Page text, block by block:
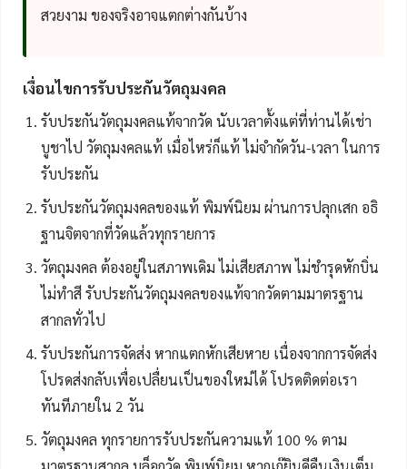
สวยงาม ของจริงอาจแตกต่างกันบ้าง
เงื่อนไขการรับประกันวัตถุมงคล
รับประกันวัตถุมงคลแท้จากวัด นับเวลาตั้งแต่ที่ท่านได้เช่า
บูชาไป วัตถุมงคลแท้ เมื่อไหร่ก็แท้ ไม่จำกัดวัน-เวลา ในการ
รับประกัน
รับประกันวัตถุมงคลของแท้ พิมพ์นิยม ผ่านการปลุกเสก อธิ
ฐานจิตจากที่วัดแล้วทุกรายการ
วัตถุมงคล ต้องอยู่ในสภาพเดิม ไม่เสียสภาพ ไม่ชำรุดหักบิ่น
ไม่ทำสี รับประกันวัตถุมงคลของแท้จากวัดตามมาตรฐาน
สากลทั่วไป
รับประกันการจัดส่ง หากแตกหักเสียหาย เนื่องจากการจัดส่ง
โปรดส่งกลับเพื่อเปลื่ยนเป็นของใหม่ได้ โปรดติดต่อเรา
ทันทีภายใน 2 วัน
วัตถุมงคล ทุกรายการรับประกันความแท้ 100 % ตาม